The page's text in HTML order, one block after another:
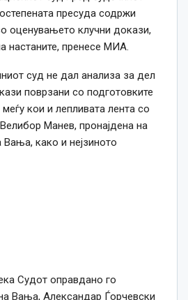
пресуда содржи
оценувањето клучни докази,
настаните, пренесе МИА.
суд не дал анализа за дел
поврзани со подготовките
кои и лепливата лента со
Манев, пронајдена на
како и нејзиното
Судот оправдано го
Вања, Александар Ѓорчевски